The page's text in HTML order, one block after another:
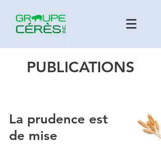
PUBLICATIONS
La prudence est
de mise